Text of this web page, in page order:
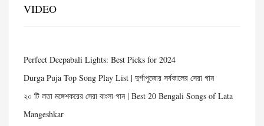
VIDEO
Perfect Deepabali Lights: Best Picks for 2024
Durga Puja Top Song Play List | দুর্গাপুজোর সর্বকালের সেরা গান
২০ টি লতা মঙ্গেশকরের সেরা বাংলা গান | Best 20 Bengali Songs of Lata
Mangeshkar